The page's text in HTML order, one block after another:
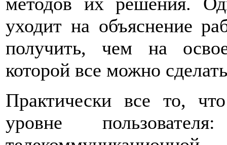
уходит на объяснение
получить, чем на
которой все можно
Практически все то,
уровне